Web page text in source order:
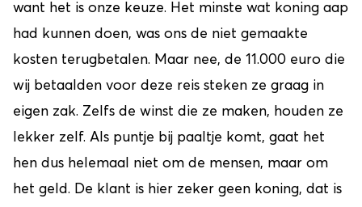
want het is onze keuze. Het minste wat koning aap
had kunnen doen, was ons de niet gemaakte
kosten terugbetalen. Maar nee, de 11.000 euro die
wij betaalden voor deze reis steken ze graag in
eigen zak. Zelfs de winst die ze maken, houden ze
lekker zelf. Als puntje bij paaltje komt, gaat het
hen dus helemaal niet om de mensen, maar om
het geld. De klant is hier zeker geen koning, dat is